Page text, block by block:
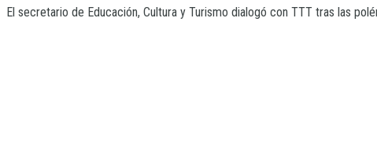
El secretario de Educación, Cultura y Turismo dialogó con TTT tras las